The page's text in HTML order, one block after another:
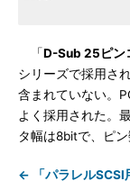
「D-Sub 25ピン
シリーズで採用さ
含まれていない。
よく採用された。
タ幅は8bitで、ピン
← 「パラレルSCSI